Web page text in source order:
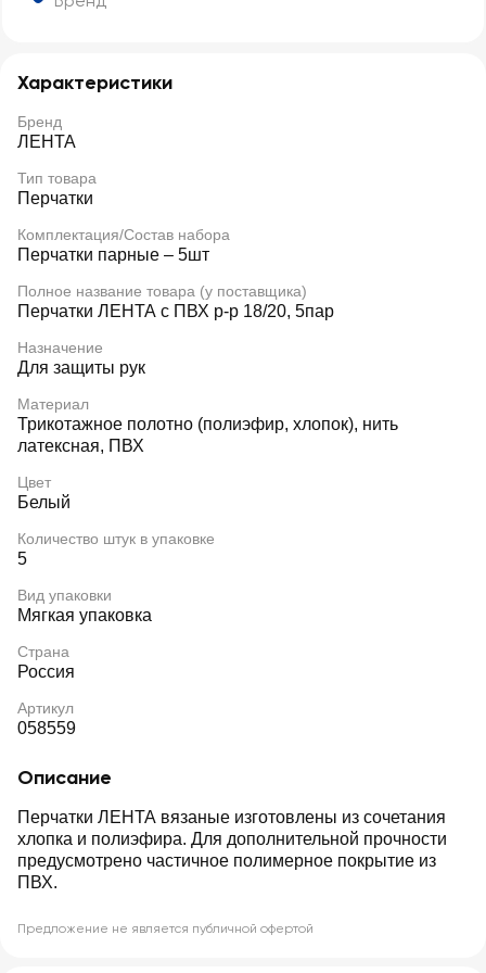
Характеристики
Бренд
ЛЕНТА
Тип товара
Перчатки
Комплектация/Состав набора
Перчатки парные – 5шт
Полное название товара (у поставщика)
Перчатки ЛЕНТА с ПВХ р-р 18/20, 5пар
Назначение
Для защиты рук
Материал
Трикотажное полотно (полиэфир, хлопок), нить
латексная, ПВХ
Цвет
Белый
Количество штук в упаковке
5
Вид упаковки
Мягкая упаковка
Страна
Россия
Артикул
058559
Описание
Перчатки ЛЕНТА вязаные изготовлены из сочетания
хлопка и полиэфира. Для дополнительной прочности
предусмотрено частичное полимерное покрытие из
ПВХ.
Предложение не является публичной офертой